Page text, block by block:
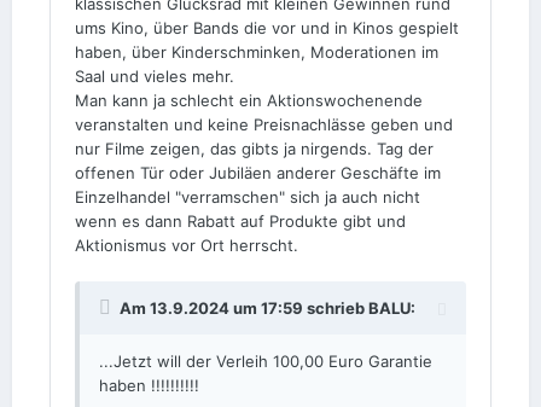
ums Kino, über Bands die vor und in Kinos gespielt
haben, über Kinderschminken, Moderationen im
Saal und vieles mehr.
Man kann ja schlecht ein Aktionswochenende
veranstalten und keine Preisnachlässe geben und
nur Filme zeigen, das gibts ja nirgends. Tag der
offenen Tür oder Jubiläen anderer Geschäfte im
Einzelhandel "verramschen" sich ja auch nicht
wenn es dann Rabatt auf Produkte gibt und
Aktionismus vor Ort herrscht.
Am 13.9.2024 um 17:59 schriebBALU:
...Jetzt will der Verleih 100,00 Euro Garantie
haben !!!!!!!!!!